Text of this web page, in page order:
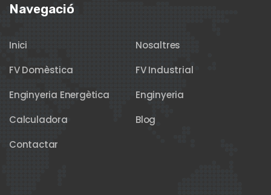
Navegació
Inici
Nosaltres
FV Domèstica
FV Industrial
Enginyeria Energètica
Enginyeria
Calculadora
Blog
Contactar